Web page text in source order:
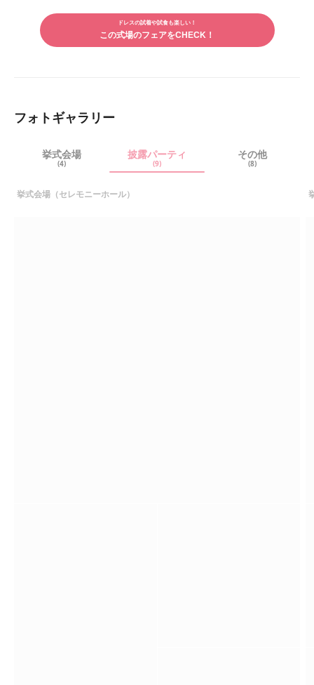
はとても楽しそうに過ごしたようで、評判が良かったです。
また、料理はどれも美味しく、みんな満足していたため良かっ
たです。
ルで
シェ
アす
る
で
ドレスの試着や試食も楽しい！
この式場のフェアをCHECK！
フォトギャラリー
挙式会場
(4)
披露パーティ
(9)
その他
(8)
挙式会場（セレモニーホール）